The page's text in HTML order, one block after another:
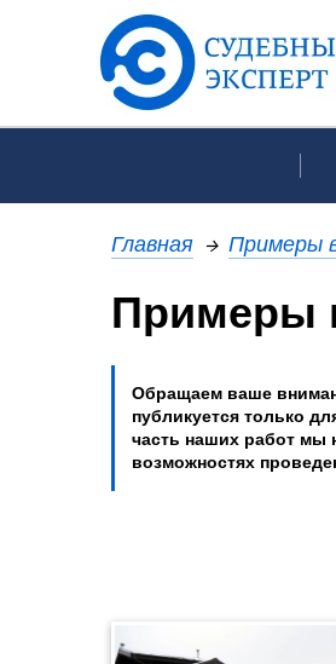
Главная → Примеры
Примеры
Обращаем ваше
публикуется только
часть наших работ мы
возможностях